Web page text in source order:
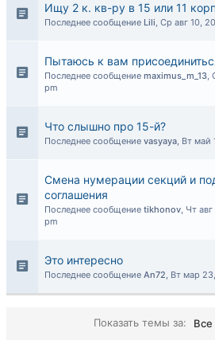
Ищу 2 к. кв-ру в 15 или 11
Последнее сообщение Lili, Ср авг 10,
Пытаюсь к вам
Последнее сообщение maximus_m_13,
pm
Что слышно про 15-й?
Последнее сообщение vasyaya, Вт май
Смена нумерации секций и
соглашения
Последнее сообщение tikhonov, Чт авг
pm
Это интересно
Последнее сообщение An72, Вт мар
Показать темы за: